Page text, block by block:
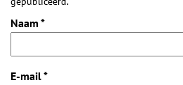
Naam *
E-mail*